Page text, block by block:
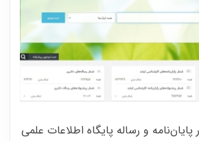
370 هزار پایان‌نامه‌ و رساله‌ پایگاه اطلاعات علمی